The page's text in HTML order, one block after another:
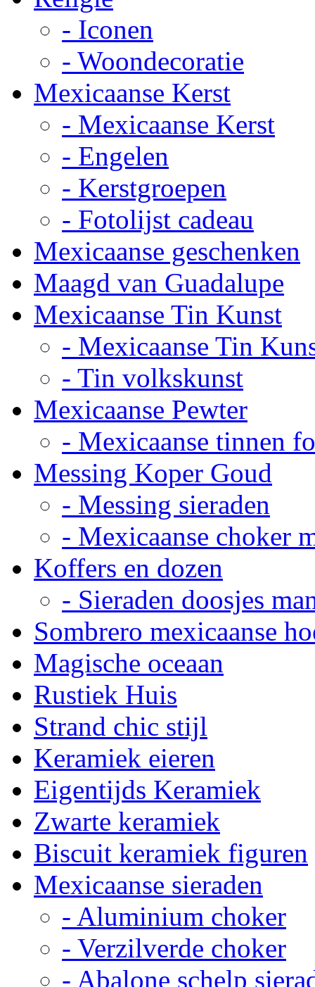
- Iconen
- Woondecoratie
Mexicaanse Kerst
- Mexicaanse Kerst
- Engelen
- Kerstgroepen
- Fotolijst cadeau
Mexicaanse geschenken
Maagd van Guadalupe
Mexicaanse Tin Kunst
- Mexicaanse Tin
- Tin volkskunst
Mexicaanse Pewter
- Mexicaanse tinnen
Messing Koper Goud
- Messing sieraden
- Mexicaanse choker
Koffers en dozen
- Sieraden doosjes
Sombrero mexicaanse
Magische oceaan
Rustiek Huis
Strand chic stijl
Keramiek eieren
Eigentijds Keramiek
Zwarte keramiek
Biscuit keramiek figuren
Mexicaanse sieraden
- Aluminium choker
- Verzilverde choker
- Abalone schelp